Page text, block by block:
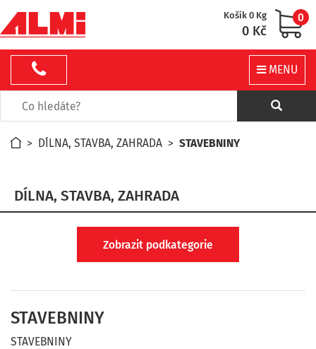
Košík 0 Kg
0 Kč
0
MENU
> DÍLNA, STAVBA, ZAHRADA > STAVEBNINY
DÍLNA, STAVBA, ZAHRADA
Zobrazit podkategorie
STAVEBNINY
STAVEBNINY